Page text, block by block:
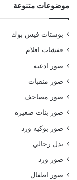
موضوعات متنوعة
بوستات فيس بوك
قفشات افلام
صور ادعيه
صور منقبات
صور مصاحف
صور بنات صغيره
صور بوكيه ورد
بدل رجالي
صور ورد
صور اطفال